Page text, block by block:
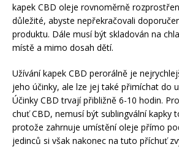
kapek CBD oleje rovnoměrně
důležité, abyste nepřekračovali
produktu. Dále musí být skladován na
místě a mimo dosah dětí.
Užívání kapek CBD perorálně je
jeho účinky, ale lze jej také přimíchat do
Účinky CBD trvají přibližně 6-10 hodin.
chuť CBD, nemusí být sublingvální kapky
protože zahrnuje umístění oleje přímo
jedinců si však nakonec na tuto příchuť